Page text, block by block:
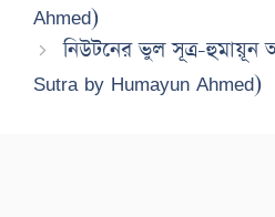
Ahmed)
নিউটনের ভুল সূত্ৰ-হুমায়ূন
Sutra by Humayun Ahmed)